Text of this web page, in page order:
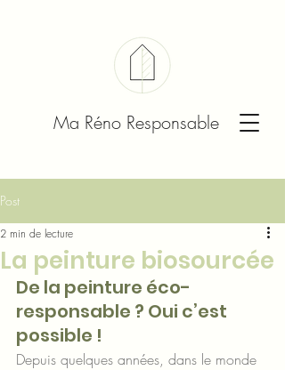
Ma Réno Responsable
Post
La peinture biosourcée
2 min de lecture
De la peinture éco-
responsable ? Oui c’est
possible !
Depuis quelques années, dans le monde